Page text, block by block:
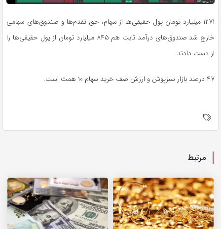
۱۲۷۱ میلیارد تومان پول حقیقی‌ها از سهام، حق تقدم‌ها و صندوق‌های سهامی
خارج شد صندوق‌های درآمد ثابت هم ۸۴۵ میلیارد تومان از پول حقیقی‌ها را
از دست دادند.
۴۷ درصد بازار سبزپوش و ارزش صف خرید سهام ۱۰ همت است.
مرتبط